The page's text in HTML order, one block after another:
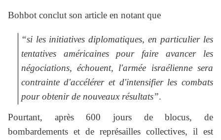
Bohbot conclut son article en notant que
“si les initiatives diplomatiques, en particulier les
tentatives américaines pour faire avancer les
négociations, échouent, l'armée israélienne sera
contrainte d'accélérer et d'intensifier les combats
pour obtenir de nouveaux résultats”.
Pourtant, après 600 jours de blocus, de
bombardements et de représailles collectives, il est